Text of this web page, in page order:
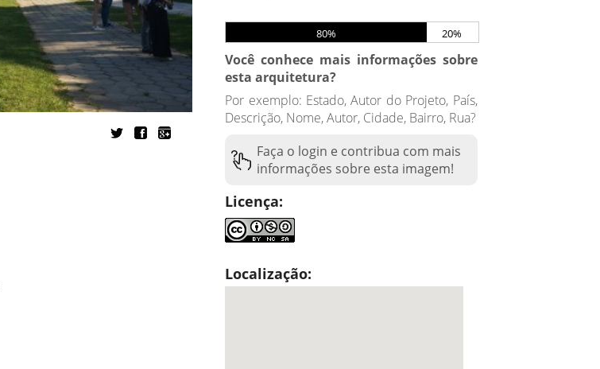
80% 20%
Você conhece mais informações sobre
esta arquitetura?
Por exemplo: Estado, Autor do Projeto, País,
Descrição, Nome, Autor, Cidade, Bairro, Rua?
Faça o login e contribua com mais
informações sobre esta imagem!
Licença:
Localização: